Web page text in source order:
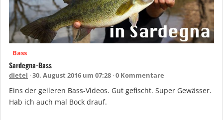
Bass
Sardegna-Bass
dietel 30. August 2016 um 07:28 0 Kommentare
Eins der geileren Bass-Videos. Gut gefischt. Super Gewässer.
Hab ich auch mal Bock drauf.